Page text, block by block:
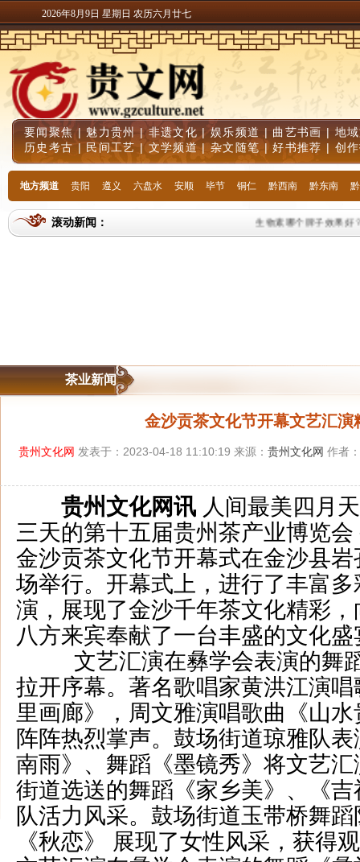
2026年8月9日 星期日 农历六月廿七
要闻聚焦| 魅力贵州|非遗文化 |娱乐频道 | 曲艺书画 | 地
历史考古 | 民间工艺 |文学频道|杂文随笔 |好书推荐 | 创
地方频道 贵阳 遵义 六盘水 安顺 毕节 铜仁 黔西南 黔东南
滚动新闻： 生物素哪个牌子效果好
茶业新闻
金沙贡茶文化节开幕文艺汇演
贵州文化网 发表于：2023-04-18 11:10:19 来源： 贵州文化网 作者
贵州文化网讯 人间最美四月
三天的第十五届贵州茶产业博览会
金沙贡茶文化节开幕式在金沙县
场举行。开幕式上，进行了丰富
演，展现了金沙千年茶文化精彩
八方来宾奉献了一台丰盛的文化盛
文艺汇演在彝学会表演的舞蹈
拉开序幕。著名歌唱家黄洪江演
里画廊》，周文雅演唱歌曲《山
阵阵热烈掌声。鼓场街道琼雅队
南雨》、舞蹈《墨镜秀》将文艺
街道选送的舞蹈《家乡美》、《
队活力风采。鼓场街道玉带桥舞
《秋恋》 展现了女性风采，获得